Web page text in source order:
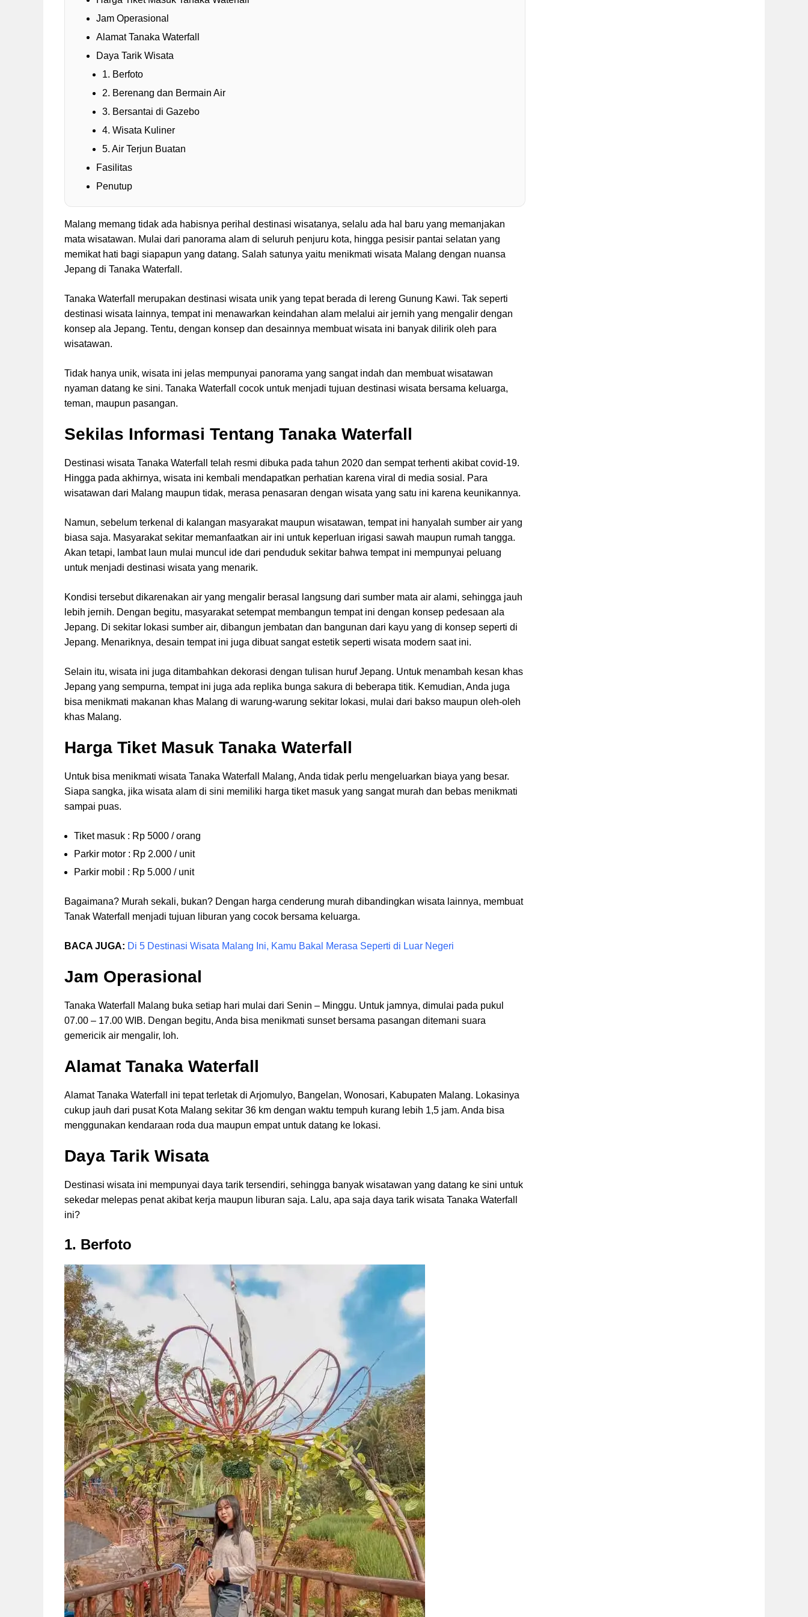
Jam Operasional
Alamat Tanaka Waterfall
Daya Tarik Wisata
1. Berfoto
2. Berenang dan Bermain Air
3. Bersantai di Gazebo
4. Wisata Kuliner
5. Air Terjun Buatan
Fasilitas
Penutup
Malang memang tidak ada habisnya perihal destinasi wisatanya, selalu ada hal baru yang memanjakan
mata wisatawan. Mulai dari panorama alam di seluruh penjuru kota, hingga pesisir pantai selatan yang
memikat hati bagi siapapun yang datang. Salah satunya yaitu menikmati wisata Malang dengan nuansa
Jepang di Tanaka Waterfall.
Tanaka Waterfall merupakan destinasi wisata unik yang tepat berada di lereng Gunung Kawi. Tak seperti
destinasi wisata lainnya, tempat ini menawarkan keindahan alam melalui air jernih yang mengalir dengan
konsep ala Jepang. Tentu, dengan konsep dan desainnya membuat wisata ini banyak dilirik oleh para
wisatawan.
Tidak hanya unik, wisata ini jelas mempunyai panorama yang sangat indah dan membuat wisatawan
nyaman datang ke sini. Tanaka Waterfall cocok untuk menjadi tujuan destinasi wisata bersama keluarga,
teman, maupun pasangan.
Sekilas Informasi Tentang Tanaka Waterfall
Destinasi wisata Tanaka Waterfall telah resmi dibuka pada tahun 2020 dan sempat terhenti akibat covid-19.
Hingga pada akhirnya, wisata ini kembali mendapatkan perhatian karena viral di media sosial. Para
wisatawan dari Malang maupun tidak, merasa penasaran dengan wisata yang satu ini karena keunikannya.
Namun, sebelum terkenal di kalangan masyarakat maupun wisatawan, tempat ini hanyalah sumber air yang
biasa saja. Masyarakat sekitar memanfaatkan air ini untuk keperluan irigasi sawah maupun rumah tangga.
Akan tetapi, lambat laun mulai muncul ide dari penduduk sekitar bahwa tempat ini mempunyai peluang
untuk menjadi destinasi wisata yang menarik.
Kondisi tersebut dikarenakan air yang mengalir berasal langsung dari sumber mata air alami, sehingga jauh
lebih jernih. Dengan begitu, masyarakat setempat membangun tempat ini dengan konsep pedesaan ala
Jepang. Di sekitar lokasi sumber air, dibangun jembatan dan bangunan dari kayu yang di konsep seperti di
Jepang. Menariknya, desain tempat ini juga dibuat sangat estetik seperti wisata modern saat ini.
Selain itu, wisata ini juga ditambahkan dekorasi dengan tulisan huruf Jepang. Untuk menambah kesan khas
Jepang yang sempurna, tempat ini juga ada replika bunga sakura di beberapa titik. Kemudian, Anda juga
bisa menikmati makanan khas Malang di warung-warung sekitar lokasi, mulai dari bakso maupun oleh-oleh
khas Malang.
Harga Tiket Masuk Tanaka Waterfall
Untuk bisa menikmati wisata Tanaka Waterfall Malang, Anda tidak perlu mengeluarkan biaya yang besar.
Siapa sangka, jika wisata alam di sini memiliki harga tiket masuk yang sangat murah dan bebas menikmati
sampai puas.
Tiket masuk : Rp 5000 / orang
Parkir motor : Rp 2.000 / unit
Parkir mobil : Rp 5.000 / unit
Bagaimana? Murah sekali, bukan? Dengan harga cenderung murah dibandingkan wisata lainnya, membuat
Tanak Waterfall menjadi tujuan liburan yang cocok bersama keluarga.
BACA JUGA: Di 5 Destinasi Wisata Malang Ini, Kamu Bakal Merasa Seperti di Luar Negeri
Jam Operasional
Tanaka Waterfall Malang buka setiap hari mulai dari Senin – Minggu. Untuk jamnya, dimulai pada pukul
07.00 – 17.00 WIB. Dengan begitu, Anda bisa menikmati sunset bersama pasangan ditemani suara
gemericik air mengalir, loh.
Alamat Tanaka Waterfall
Alamat Tanaka Waterfall ini tepat terletak di Arjomulyo, Bangelan, Wonosari, Kabupaten Malang. Lokasinya
cukup jauh dari pusat Kota Malang sekitar 36 km dengan waktu tempuh kurang lebih 1,5 jam. Anda bisa
menggunakan kendaraan roda dua maupun empat untuk datang ke lokasi.
Daya Tarik Wisata
Destinasi wisata ini mempunyai daya tarik tersendiri, sehingga banyak wisatawan yang datang ke sini untuk
sekedar melepas penat akibat kerja maupun liburan saja. Lalu, apa saja daya tarik wisata Tanaka Waterfall
ini?
1. Berfoto